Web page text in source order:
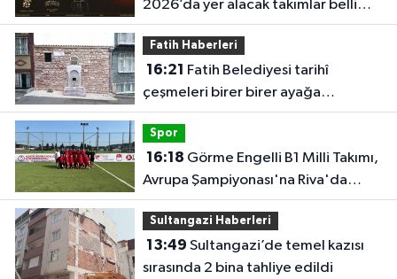
2026’da yer alacak takımlar belli
oldu
Fatih Haberleri
16:21
çeşmeleri birer birer ayağa
kaldırıyor
Spor
16:18
Avrupa Şampiyonası'na Riva'da
hazırlanıyor
Sultangazi Haberleri
13:49
sırasında 2 bina tahliye edildi